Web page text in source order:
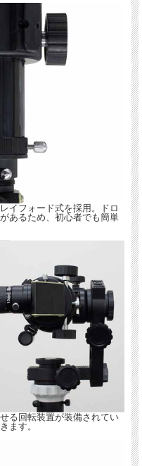
イフォード式を採用。ドロ
あるため、初心者でも簡単
る回転装置が装備されてい
ます。